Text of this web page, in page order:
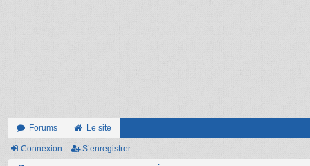
Forums Le site
Connexion S’enregistrer